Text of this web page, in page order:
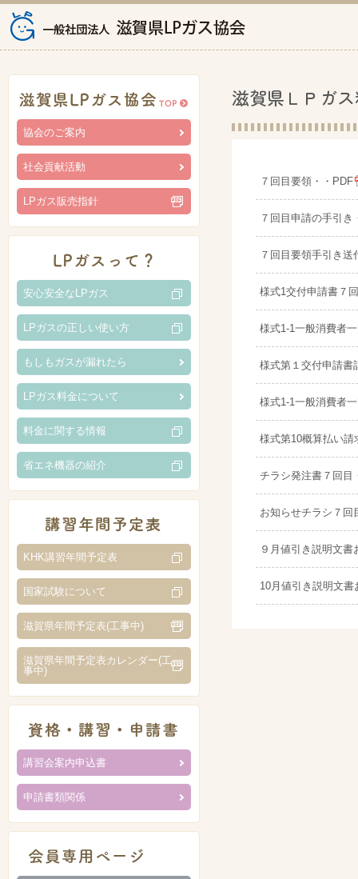
滋賀県ＬＰガ
７回目要領・・PDF
７回目申請の手引き
７回目要領手引き
様式1交付申請書７
様式1-1一般消費者
様式第１交付申請書
様式1-1一般消費者
様式第10概算払い請
チラシ発注書７回目
お知らせチラシ７回
９月値引き説明文書
10月値引き説明文
協会のご案内
社会貢献活動
LPガス販売指針
安心安全なLPガス
LPガスの正しい使い方
もしもガスが漏れたら
LPガス料金について
料金に関する情報
省エネ機器の紹介
KHK講習年間予定表
国家試験について
滋賀県年間予定表(工事中)
滋賀県年間予定表カレンダー(工
事中)
講習会案内申込書
申請書類関係